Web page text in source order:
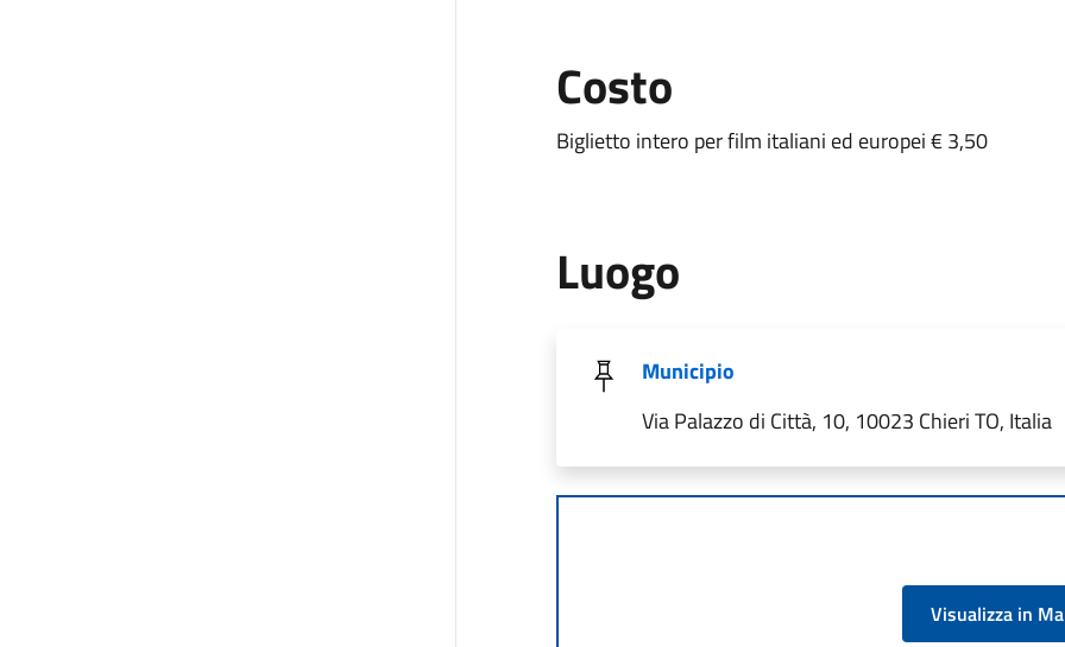
Costo
Biglietto intero per film italiani ed europei € 3,50
Luogo
Municipio
Via Palazzo di Città, 10, 10023 Chieri TO, Italia
Visualizza in